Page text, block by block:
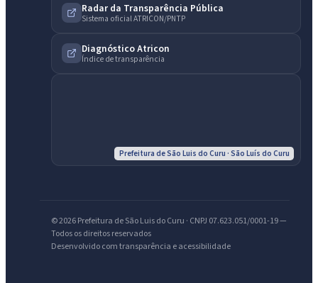
Radar da Transparência Pública
Sistema oficial ATRICON/PNTP
Diagnóstico Atricon
Índice de transparência
Prefeitura de São Luis do Curu · São Luís do Curu
© 2026 Prefeitura de São Luis do Curu · CNPJ 07.623.051/0001-19 —
Todos os direitos reservados
Desenvolvido com transparência e acessibilidade
IntGest AI
Assistente do Portal
Olá. Pergunte sobre serviços, notícias, legislação, Diário Oficial,